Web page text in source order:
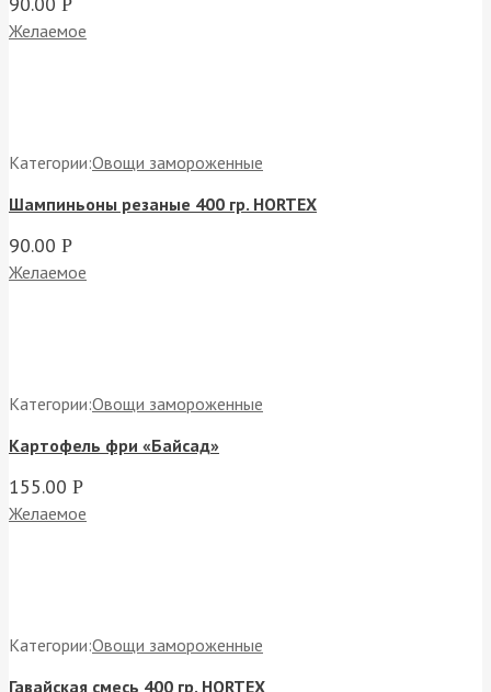
Желаемое
Категории:Овощи замороженные
Шампиньоны резаные 400 гр. HORTEX
90.00 Р
Желаемое
Категории:Овощи замороженные
Картофель фри «Байсад»
155.00 Р
Желаемое
Категории:Овощи замороженные
Гавайская смесь 400 гр. HORTEX